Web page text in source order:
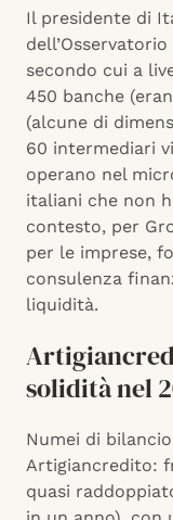
Il presidente di
secondo cui a
450 banche
(alcune di
60 intermediari
operano nel
italiani che non
contesto, per
per le imprese,
consulenza
liquidità.
solidità nel
Numei di
Artigiancredito:
quasi